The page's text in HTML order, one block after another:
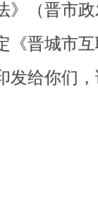
》（晋市
《晋城市
发给你们